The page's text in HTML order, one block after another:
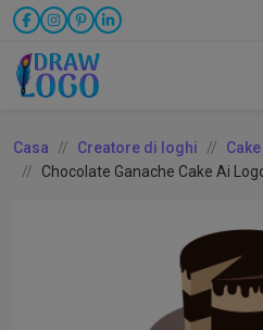
Casa Creatore di loghi
Cake
Chocolate Ganache Cake Ai